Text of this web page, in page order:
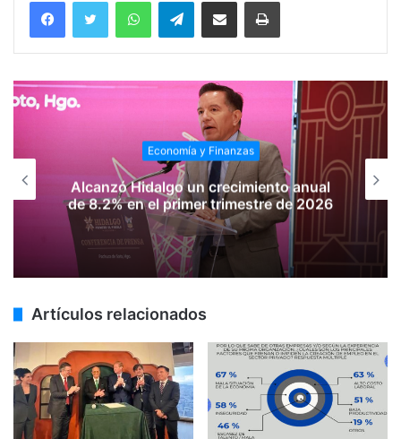
Economía y Finanzas
Alcanzó Hidalgo un crecimiento anual
de 8.2% en el primer trimestre de 2026
Artículos relacionados